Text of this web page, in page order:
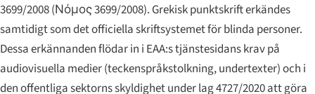
3699/2008 (Νόμος 3699/2008). Grekisk punktskrift erkändes
samtidigt som det officiella skriftsystemet för blinda personer.
Dessa erkännanden flödar in i EAA:s tjänstesidans krav på
audiovisuella medier (teckenspråkstolkning, undertexter) och i
den offentliga sektorns skyldighet under lag 4727/2020 att göra